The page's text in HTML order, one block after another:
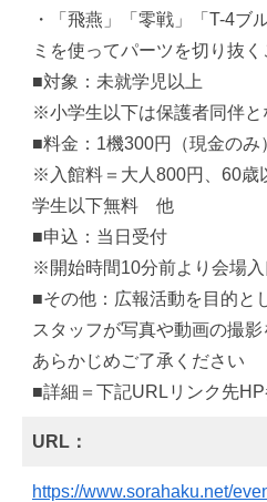
・「飛燕」「零戦」「T-4ブ
ミを使ってパーツを切り抜
■対象：未就学児以上
※小学生以下は保護者同伴と
■料金：1機300円（現金の
※入館料＝大人800円、60歳
学生以下無料 他
■申込：当日受付
※開始時間10分前より会場
■その他：広報活動を目的と
スタッフが写真や動画の撮影
あらかじめご了承ください
■詳細＝下記URLリンク先HP
URL：
https://www.sorahaku.net/